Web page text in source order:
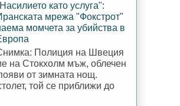
като услуга":
мрежа "Фокстрот"
момчета за убийства в
Полиция на Швеция
на Стокхолм мъж, облечен
от зимната нощ.
той се приближи до